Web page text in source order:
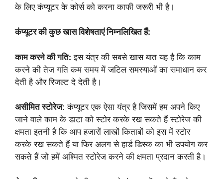
के लिए कंप्यूटर के कोर्स को करना काफी जरूरी भी है।
कंप्यूटर की कुछ खास विशेषताएं निम्नलिखित हैं:
काम करने की गति: इस यंत्र की सबसे खास बात यह है कि काम
करने की तेज गति कम समय में जटिल समस्याओं का समाधान कर
देती है और रिजल्ट दे देती है।
असीमित स्टोरेज: कंप्यूटर एक ऐसा यंत्र है जिसमें हम अपने किए
जाने वाले काम के डाटा को स्टोर करके रख सकते हैं स्टोरेज की
क्षमता इतनी है कि आप हजारों लाखों किताबों को इस में स्टोर
करके रख सकते हैं या फिर अलग से हार्ड डिस्क का भी उपयोग कर
सकते हैं जो हमें अश्मित स्टोरेज करने की क्षमता प्रदान करती है।